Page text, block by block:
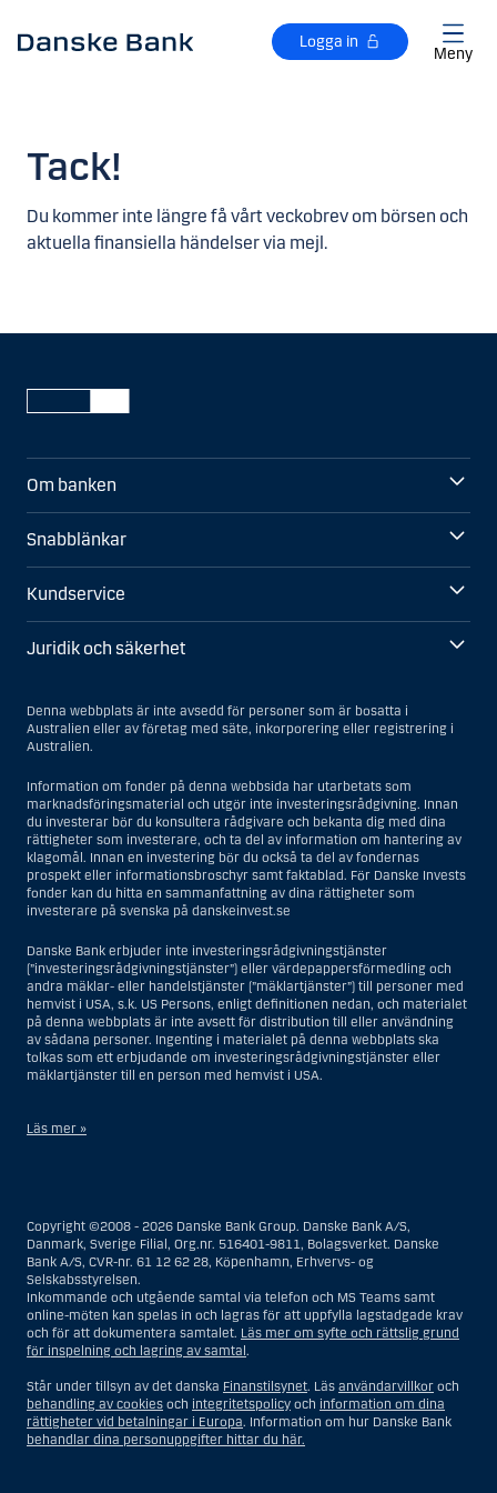
Logga in
Meny
Tack!
Du kommer inte längre få vårt veckobrev om börsen och
aktuella finansiella händelser via mejl.
Om banken
Snabblänkar
Kundservice
Juridik och säkerhet
Denna webbplats är inte avsedd för personer som är bosatta i
Australien eller av företag med säte, inkorporering eller registrering i
Australien.
Information om fonder på denna webbsida har utarbetats som
marknadsföringsmaterial och utgör inte investeringsrådgivning. Innan
du investerar bör du konsultera rådgivare och bekanta dig med dina
rättigheter som investerare, och ta del av information om hantering av
klagomål. Innan en investering bör du också ta del av fondernas
prospekt eller informationsbroschyr samt faktablad. För Danske Invests
fonder kan du hitta en sammanfattning av dina rättigheter som
investerare på svenska på danskeinvest.se
Danske Bank erbjuder inte investeringsrådgivningstjänster
(”investeringsrådgivningstjänster”) eller värdepappersförmedling och
andra mäklar- eller handelstjänster (”mäklartjänster”) till personer med
hemvist i USA, s.k. US Persons, enligt definitionen nedan, och materialet
på denna webbplats är inte avsett för distribution till eller användning
av sådana personer. Ingenting i materialet på denna webbplats ska
tolkas som ett erbjudande om investeringsrådgivningstjänster eller
mäklartjänster till en person med hemvist i USA.
Läs mer »
agenturer som tillhör en person med hemvist i USA som bedriver
verksamhet av berättigade affärsskäl och anlitas och regleras som ett
försäkringsbolag eller bank, eller en filial till en utländsk enhet som är
belägen i USA, eller en stiftelse vars förvaltare är en US Person, om inte
en s.k. non-US Person, dvs. en person som saknar hemvist i USA, har
eller delar rätten till investeringsbeslut, eller ett dödsbo för vilket en
person med hemvist i USA är dödsboförvaltare eller boutredningsman,
om inte dödsboet styrs av utländsk lag och en non-US Person har eller
diskretionär förvaltning och som innehas till förmån för en person med
hemvist i USA eller ett konto kopplat till diskretionär förvaltning och som
innehas av en amerikansk mäklare eller förvaltare, om inte detta
innehas till förmån för en person utan hemvist i USA, eller enheter som
Copyright ©2008 - 2026 Danske Bank Group. Danske Bank A/S,
Danmark, Sverige Filial, Org.nr. 516401-9811, Bolagsverket. Danske
Bank A/S, CVR-nr. 61 12 62 28, Köpenhamn, Erhvervs- og
Selskabsstyrelsen.
Inkommande och utgående samtal via telefon och MS Teams samt
online-möten kan spelas in och lagras för att uppfylla lagstadgade krav
och för att dokumentera samtalet. Läs mer om syfte och rättslig grund
för inspelning och lagring av samtal.
Står under tillsyn av det danska Finanstilsynet. Läs användarvillkor och
behandling av cookies och integritetspolicy och information om dina
rättigheter vid betalningar i Europa. Information om hur Danske Bank
behandlar dina personuppgifter hittar du här.